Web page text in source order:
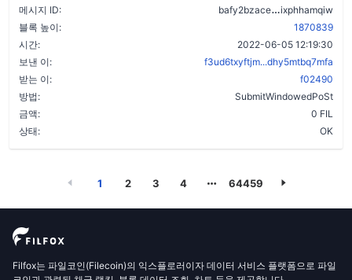
메시지 ID: bafy2bzace
ixphhamqiw
블록 높이:
1870839
시간:
2022-06-05 12:19:30
보낸 이:
f3ud6txyftjm...dhy5mtbq7mfa
받는 이:
f02490
방법:
SubmitWindowedPoSt
금액:
0 FIL
상태:
OK
1 2 3 4 64459
Filfox는 파일코인(Filecoin)의 익스플로러이자 데이터 서비스 플랫폼으로 파일